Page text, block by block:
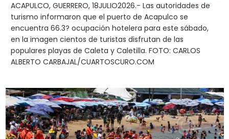
ACAPULCO, GUERRERO, 18JULIO2026.- Las autoridades de
turismo informaron que el puerto de Acapulco se
encuentra 66.3? ocupación hotelera para este sábado,
en la imagen cientos de turistas disfrutan de las
populares playas de Caleta y Caletilla. FOTO: CARLOS
ALBERTO CARBAJAL/CUARTOSCURO.COM